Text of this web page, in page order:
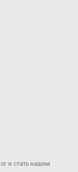
и стать нашим